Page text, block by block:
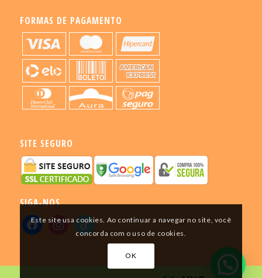
FORMAS DE PAGAMENTO
SITE SEGURO
SIGA-NOS
Este site usa cookies. Ao continuar a navegar no site, você
concorda com o uso de cookies.
OK